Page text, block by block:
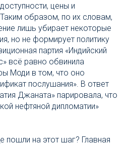
цены и
образом, по их словам,
лишь убирает некоторые
но не формирует политику
партия «Индийский
всё равно обвинила
Моди в том, что оно
послушания». В ответ
Джаната» парировала, что
нефтяной дипломатии»
на этот шаг? Главная